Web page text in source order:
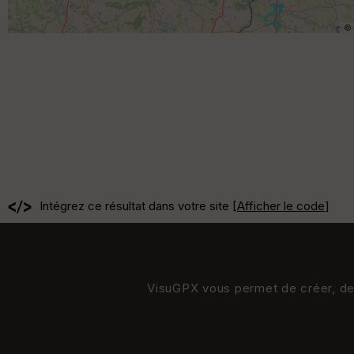
©
Intégrez ce résultat dans votre site [Afficher le code]
VisuGPX vous permet de créer,